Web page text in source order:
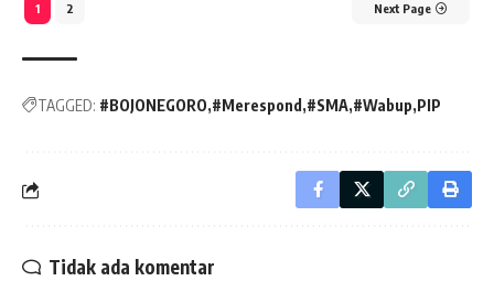
1 2 Next Page
TAGGED: #BOJONEGORO #Merespond #SMA #Wabup PIP
Tidak ada komentar